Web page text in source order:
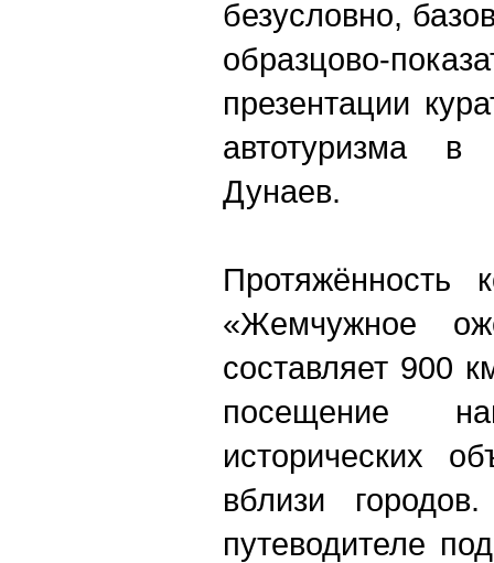
безусловно,
образцово-
презентации
автотуризма в
Дунаев.
Протяжённость
«Жемчужное
составляет 900
посещение
исторических
вблизи
путеводителе